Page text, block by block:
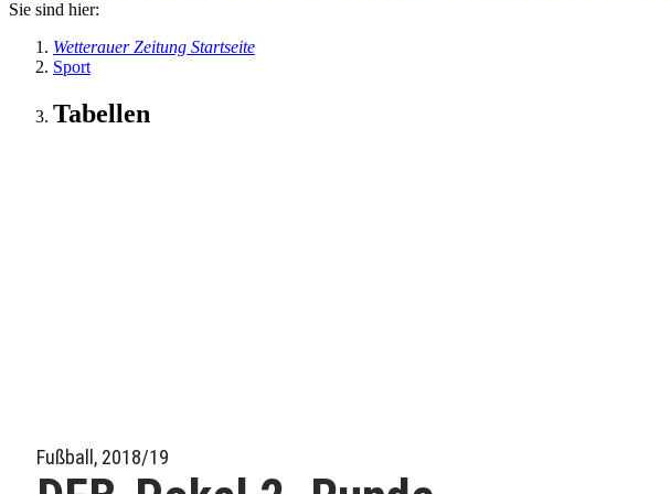
Sie sind hier:
Wetterauer Zeitung Startseite
Sport
Tabellen
Fußball, 2018/19